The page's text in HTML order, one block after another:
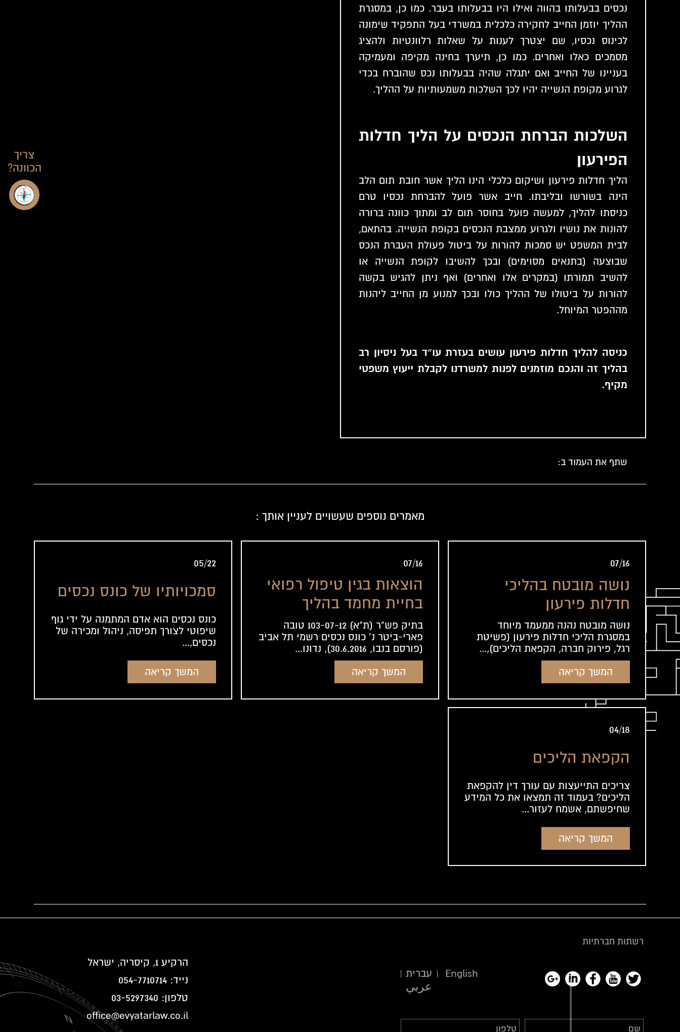
נכסים בבעלותו בהווה ואילו היו בבעלותו בעבר. כמו כן, במסגרת
ההליך יוזמן החייב לחקירה כלכלית במשרדי בעל התפקיד שימונה
לכינוס נכסיו, שם יצטרך לענות על שאלות רלוונטיות ולהציג
מסמכים כאלו ואחרים. כמו כן, תיערך בחינה מקיפה ומעמיקה
בעניינו של החייב ואם יתגלה שהיה בבעלותו נכס שהוברח בכדי
לגרוע מקופת הנשייה יהיו לכך השלכות משמעותיות על ההליך.
השלכות הברחת הנכסים על הליך חדלות
הפירעון
הליך חדלות פירעון ושיקום כלכלי הינו הליך אשר חובת תום הלב
הינה בשורשו ובליבתו. חייב אשר פועל להברחת נכסיו טרם
כניסתו להליך, למעשה פועל בחוסר תום לב ומתוך כוונה ברורה
להונות את נושיו ולגרוע ממצבת הנכסים בקופת הנשייה. בהתאם,
לבית המשפט יש סמכות להורות על ביטול פעולת העברת הנכס
שבוצעה (בתנאים מסוימים) ובכך להשיבו לקופת הנשייה או
להשיב תמורתו (במקרים אלו ואחרים) ואף ניתן להגיש בקשה
להורות על ביטולו של ההליך כולו ובכך למנוע מן החייב ליהנות
מההפטר המיוחל.
כניסה להליך חדלות פירעון עושים בעזרת עו״ד בעל ניסיון רב
בהליך זה והנכם מוזמנים לפנות למשרדנו לקבלת ייעוץ משפטי
מקיף.
שתף את העמוד ב:
מאמרים נוספים שעשויים לעניין אותך :
07/16
נושה מובטח בהליכי
חדלות פירעון
נושה מובטח נהנה ממעמד מיוחד
במסגרת הליכי חדלות פירעון (פשיטת
רגל, פירוק חברה, הקפאת הליכים),...
המשך קריאה
07/16
הוצאות בגין טיפול רפואי
בחיית מחמד בהליך
פשיטת רגל. לגיטימי?
בתיק פש"ר (ת"א) 103-07-12 טובה
פארי-ביטר נ' כונס נכסים רשמי תל אביב
(פורסם בנבו, 30.6.2016), נדונו...
המשך קריאה
05/22
סמכויותיו של כונס נכסים
כונס נכסים הוא אדם המתמנה על ידי גוף
שיפוטי לצורך תפיסה, ניהול ומכירה של
נכסים,...
המשך קריאה
04/18
הקפאת הליכים
צריכים התייעצות עם עורך דין להקפאת
הליכים? בעמוד זה תמצאו את כל המידע
שחיפשתם, אשמח לעזור...
המשך קריאה
צריך
הכוונה?
רשתות חברתיות
English
עברית
عربي
הרקיע 1, קיסריה, ישראל
נייד: 054-7710714
טלפון: 03-5297340
office@evyatarlaw.co.il